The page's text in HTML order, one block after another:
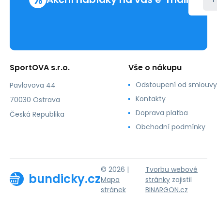
SportOVA s.r.o.
Pavlovova 44
70030 Ostrava
Česká Republika
Vše o nákupu
Odstoupení od smlouvy
Kontakty
Doprava platba
Obchodní podmínky
bundicky.cz
© 2026 |
Mapa
stránek
Tvorbu webové
stránky zajistil
BINARGON.cz